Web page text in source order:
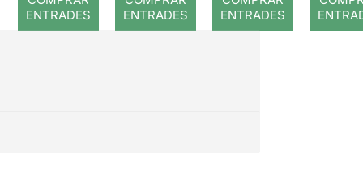
ENTRADES
ENTRADES
ENTRADES